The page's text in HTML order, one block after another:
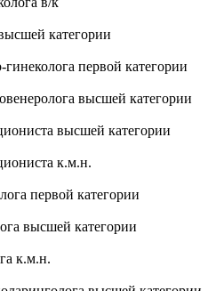
категории
первой категории
высшей категории
высшей категории
к.м.н.
первой категории
высшей категории
к.м.н.